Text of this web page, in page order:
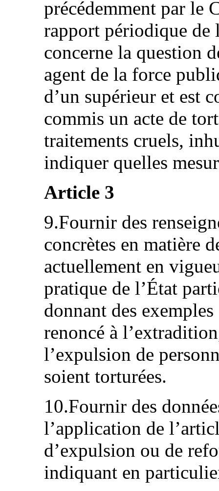
précédemment par le
rapport périodique de
concerne la question
agent de la force
d’un supérieur et est
commis un acte de
traitements cruels,
indiquer quelles
Article 3
9.Fournir des
concrètes en matière
actuellement en
pratique de l’État
donnant des
renoncé à
l’expulsion de
soient torturées.
10.Fournir des
l’application de
d’expulsion ou de
indiquant en